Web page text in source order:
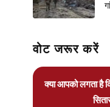
वोट जरूर करें
क्या आपको लगता है